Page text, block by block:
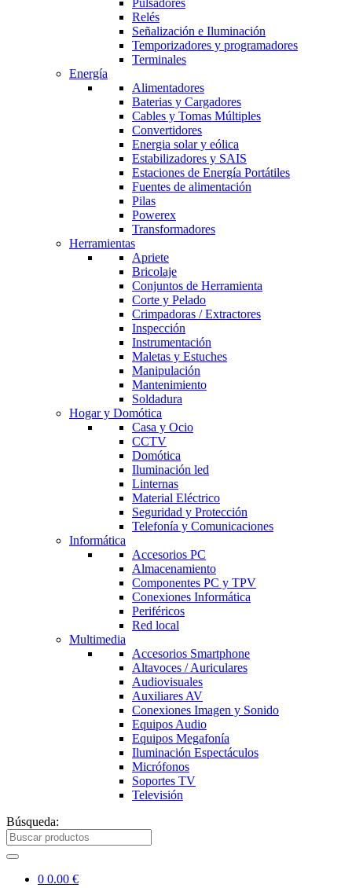
Pulsadores
Relés
Señalización e Iluminación
Temporizadores y programadores
Terminales
Energía
Alimentadores
Baterias y Cargadores
Cables y Tomas Múltiples
Convertidores
Energia solar y eólica
Estabilizadores y SAIS
Estaciones de Energía Portátiles
Fuentes de alimentación
Pilas
Powerex
Transformadores
Herramientas
Apriete
Bricolaje
Conjuntos de Herramienta
Corte y Pelado
Crimpadoras / Extractores
Inspección
Instrumentación
Maletas y Estuches
Manipulación
Mantenimiento
Soldadura
Hogar y Domótica
Casa y Ocio
CCTV
Domótica
Iluminación led
Linternas
Material Eléctrico
Seguridad y Protección
Telefonía y Comunicaciones
Informática
Accesorios PC
Almacenamiento
Componentes PC y TPV
Conexiones Informática
Periféricos
Red local
Multimedia
Accesorios Smartphone
Altavoces / Auriculares
Audiovisuales
Auxiliares AV
Conexiones Imagen y Sonido
Equipos Audio
Equipos Megafonía
Iluminación Espectáculos
Micrófonos
Soportes TV
Televisión
Búsqueda:
0 0.00 €